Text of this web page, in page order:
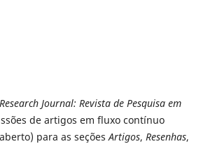
Journal: Revista de Pesquisa em
de artigos em fluxo contínuo
para as seçõesArtigos, Resenhas,